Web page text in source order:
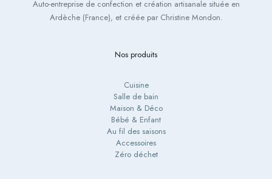
Auto-entreprise de confection et création artisanale située en
Ardèche (France), et créée par Christine Mondon.
Nos produits
Cuisine
Salle de bain
Maison & Déco
Bébé & Enfant
Au fil des saisons
Accessoires
Zéro déchet